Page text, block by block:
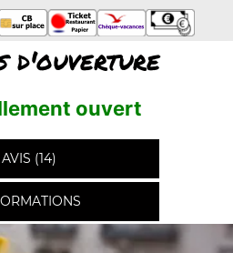
d'ouverture
ouvert
AVIS (14)